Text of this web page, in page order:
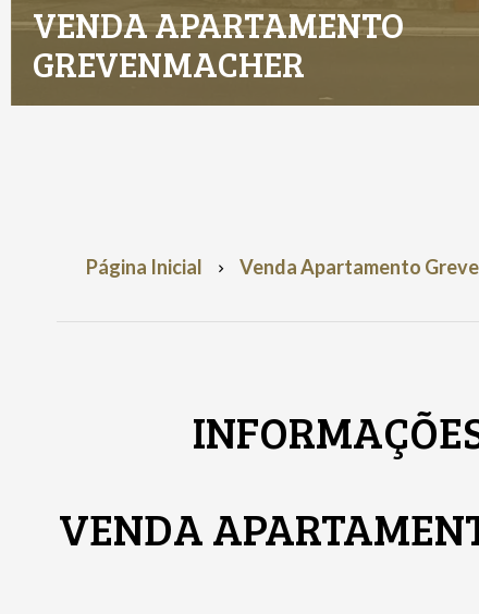
VENDA APARTAMENTO
GREVENMACHER
Página Inicial Venda Apartamento
VENDA